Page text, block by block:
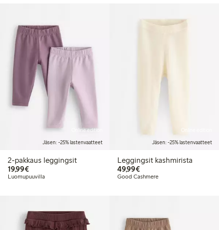
Online edition
Jäsen: -25% lastenvaatteet
2-pakkaus leggingsit
19,99€19,99 €
Luomupuuvilla
Jäsen: -25% lastenvaatteet
Leggingsit kashmirista
49,99€49,99 €
Good Cashmere